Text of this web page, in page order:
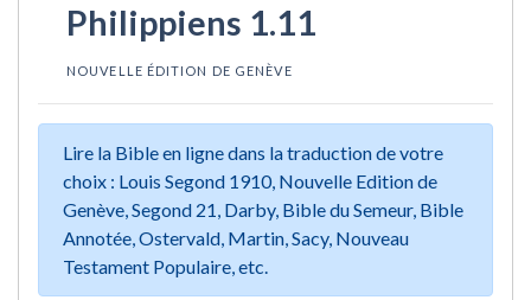
Philippiens 1.11
NOUVELLE ÉDITION DE GENÈVE
Lire la Bible en ligne dans la traduction de votre
choix : Louis Segond 1910, Nouvelle Edition de
Genève, Segond 21, Darby, Bible du Semeur, Bible
Annotée, Ostervald, Martin, Sacy, Nouveau
Testament Populaire, etc.